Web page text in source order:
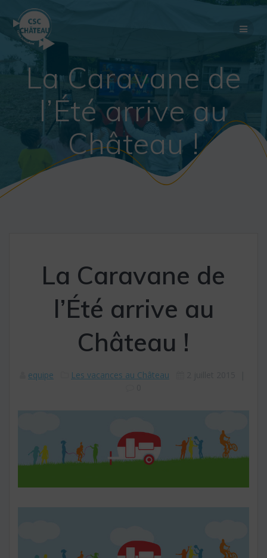
La Caravane de
l’Été arrive au
Château !
La Caravane de
l’Été arrive au
Château !
equipe Les vacances au Château